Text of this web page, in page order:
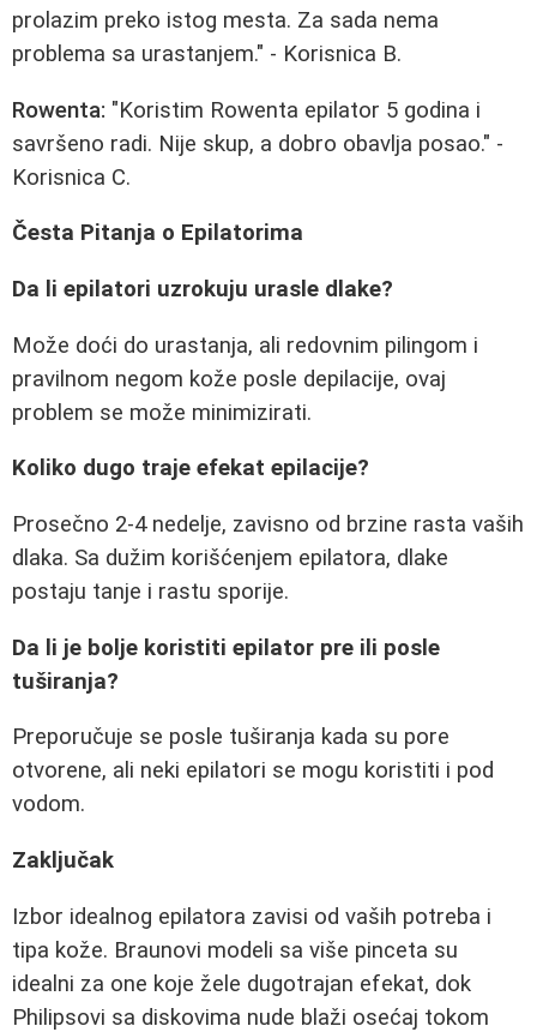
prolazim preko istog mesta. Za sada nema
problema sa urastanjem." - Korisnica B.
Rowenta: "Koristim Rowenta epilator 5 godina i
savršeno radi. Nije skup, a dobro obavlja posao." -
Korisnica C.
Česta Pitanja o Epilatorima
Da li epilatori uzrokuju urasle dlake?
Može doći do urastanja, ali redovnim pilingom i
pravilnom negom kože posle depilacije, ovaj
problem se može minimizirati.
Koliko dugo traje efekat epilacije?
Prosečno 2-4 nedelje, zavisno od brzine rasta vaših
dlaka. Sa dužim korišćenjem epilatora, dlake
postaju tanje i rastu sporije.
Da li je bolje koristiti epilator pre ili posle
tuširanja?
Preporučuje se posle tuširanja kada su pore
otvorene, ali neki epilatori se mogu koristiti i pod
vodom.
Zaključak
Izbor idealnog epilatora zavisi od vaših potreba i
tipa kože. Braunovi modeli sa više pinceta su
idealni za one koje žele dugotrajan efekat, dok
Philipsovi sa diskovima nude blaži osećaj tokom